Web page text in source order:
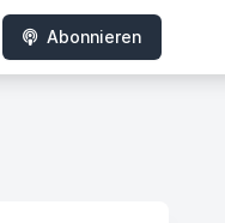
Abonnieren